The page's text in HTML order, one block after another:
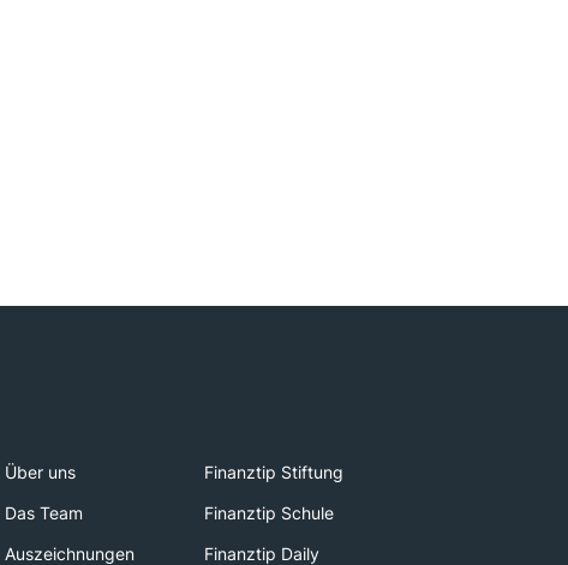
Über uns
Finanztip Stiftung
Das Team
Finanztip Schule
Auszeichnungen
Finanztip Daily